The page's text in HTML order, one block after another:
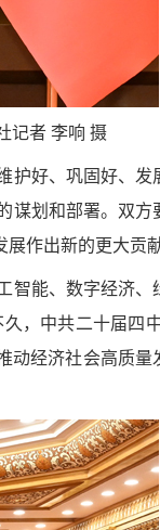
记者 李响 摄
护好、巩固好、发
谋划和部署。双方
作出新的更大贡献
智能、数字经济、
，中共二十届四
动经济社会高质量